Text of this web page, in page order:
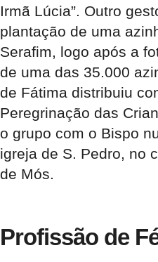
Irmã Lúcia”. Outro
plantação de uma
Serafim, logo após a
de uma das 35.000
de Fátima distribuiu
Peregrinação das
o grupo com o Bispo
igreja de S. Pedro, no
de Mós.
Profissão de